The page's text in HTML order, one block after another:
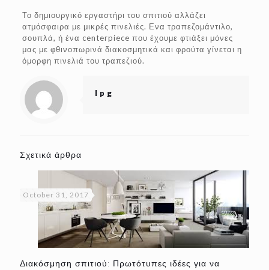
Το δημιουργικό εργαστήρι του σπιτιού αλλάζει
ατμόσφαιρα με μικρές πινελιές. Ενα τραπεζομάντιλο,
σουπλά, ή ένα centerpiece που έχουμε φτιάξει μόνες
μας με φθινοπωρινά διακοσμητικά και φρούτα γίνεται η
όμορφη πινελιά του τραπεζιού.
lpg
Σχετικά άρθρα
October 31, 2017
Διακόσμηση σπιτιού: Πρωτότυπες ιδέες για να